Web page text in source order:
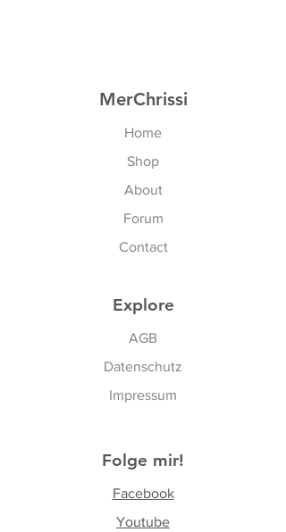
US: 34B - 36DMerChrissi
Home
Shop
About
Forum
Contact
Explore
AGB
Datenschutz
Impressum
Folge mir!
Facebook
Youtube